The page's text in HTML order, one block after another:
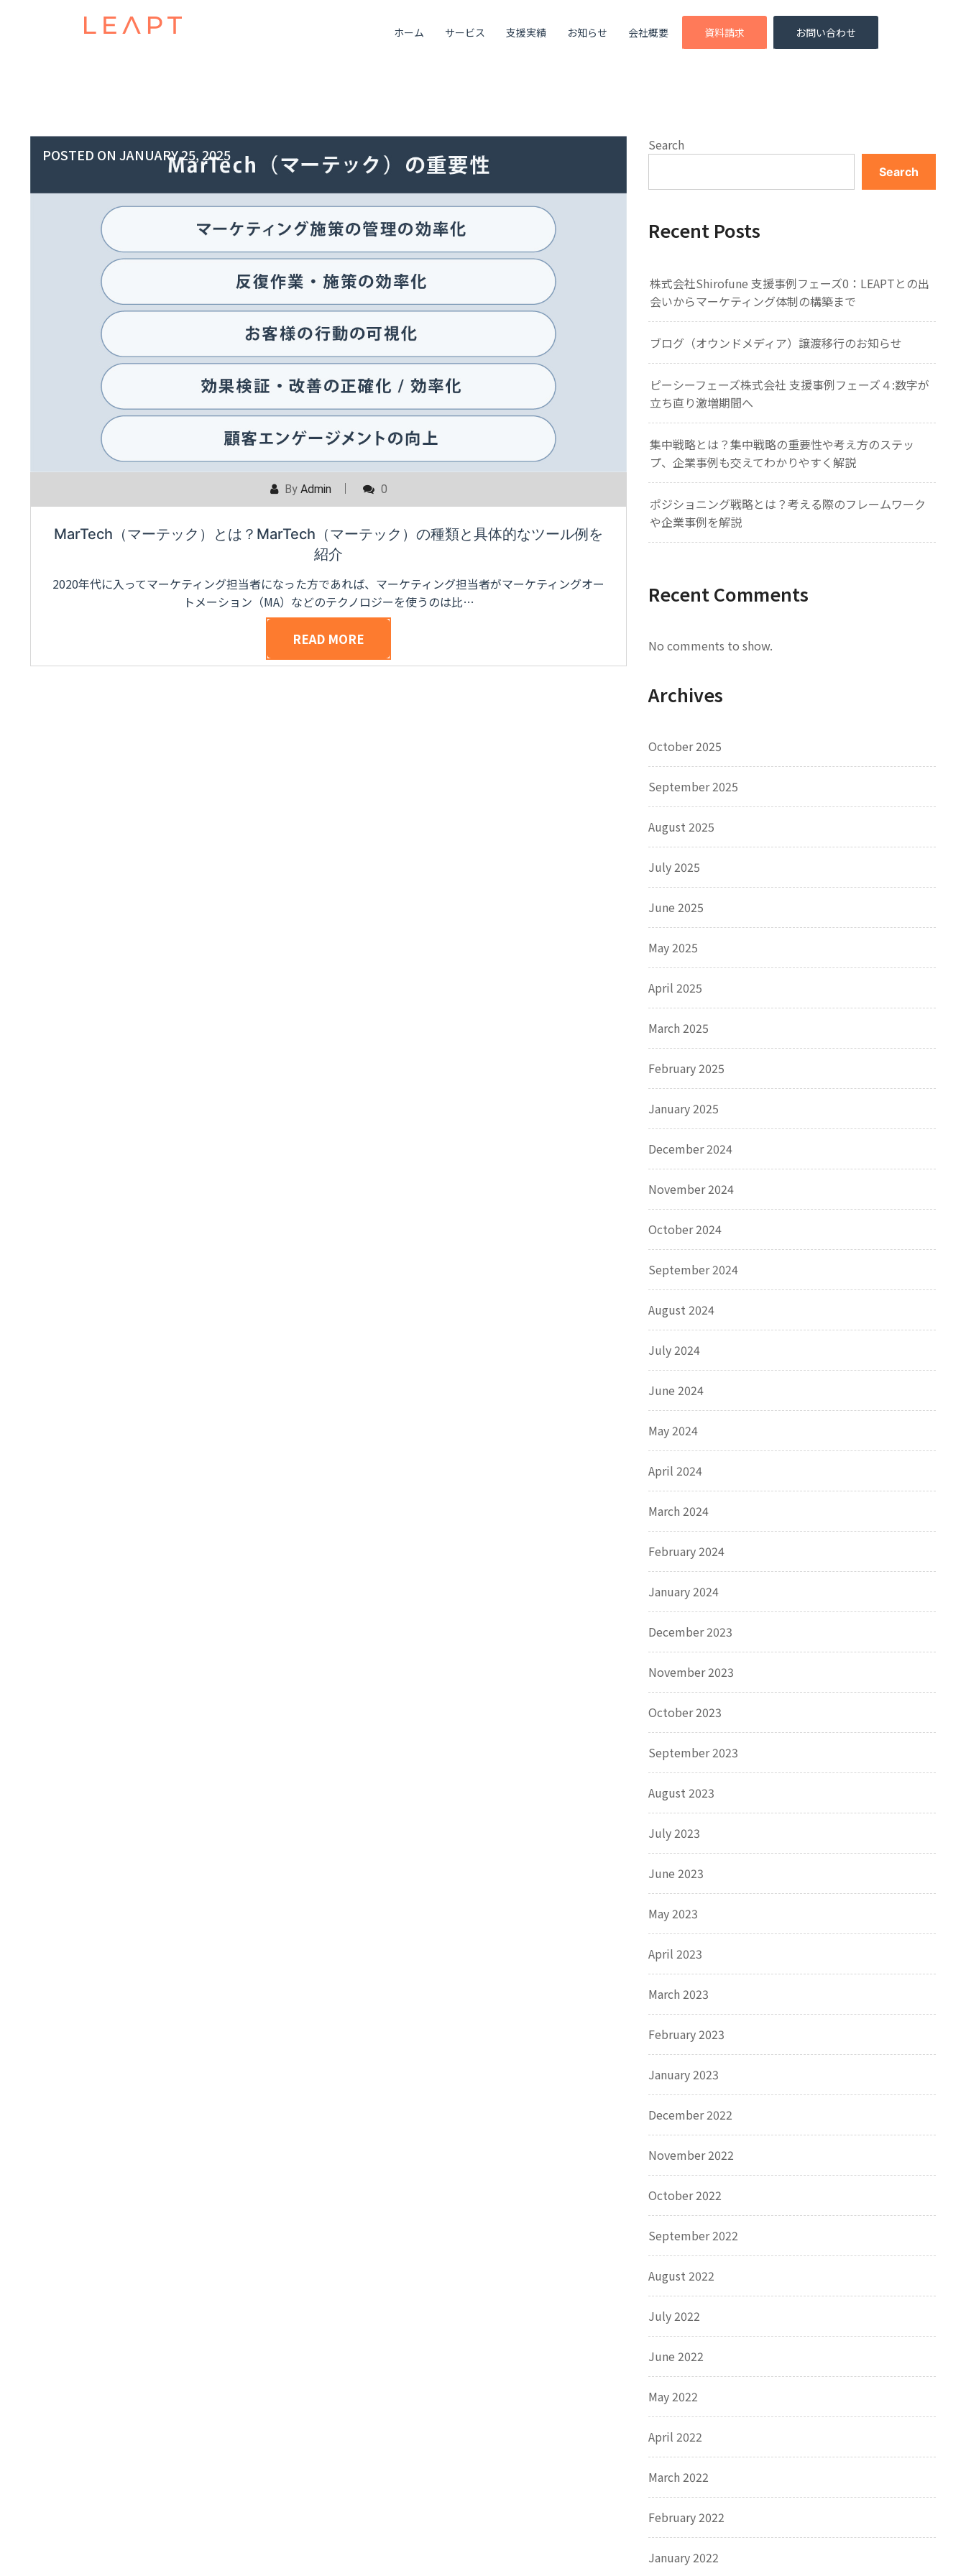
ホーム サービス 支援実績 お知らせ 会社概要 資料請求 お問い合わせ
POSTED ON JANUARY 25, 2025
By Admin 0
MarTech（マーテック）とは？MarTech（マーテック）の種類と具体的なツール例を
紹介
2020年代に入ってマーケティング担当者になった方であれば、マーケティング担当者がマーケティングオー
トメーション（MA）などのテクノロジーを使うのは比…
READ MORE
Search
Search
Recent Posts
株式会社Shirofune 支援事例フェーズ0：LEAPTとの出
会いからマーケティング体制の構築まで
ブログ（オウンドメディア）譲渡移行のお知らせ
ピーシーフェーズ株式会社 支援事例フェーズ４:数字が
立ち直り激増期間へ
集中戦略とは？集中戦略の重要性や考え方のステッ
プ、企業事例も交えてわかりやすく解説
ポジショニング戦略とは？考える際のフレームワーク
や企業事例を解説
Recent Comments
No comments to show.
Archives
October 2025
September 2025
August 2025
July 2025
June 2025
May 2025
April 2025
March 2025
February 2025
January 2025
December 2024
November 2024
October 2024
September 2024
August 2024
July 2024
June 2024
May 2024
April 2024
March 2024
February 2024
January 2024
December 2023
November 2023
October 2023
September 2023
August 2023
July 2023
June 2023
May 2023
April 2023
March 2023
February 2023
January 2023
December 2022
November 2022
October 2022
September 2022
August 2022
July 2022
June 2022
May 2022
April 2022
March 2022
February 2022
January 2022